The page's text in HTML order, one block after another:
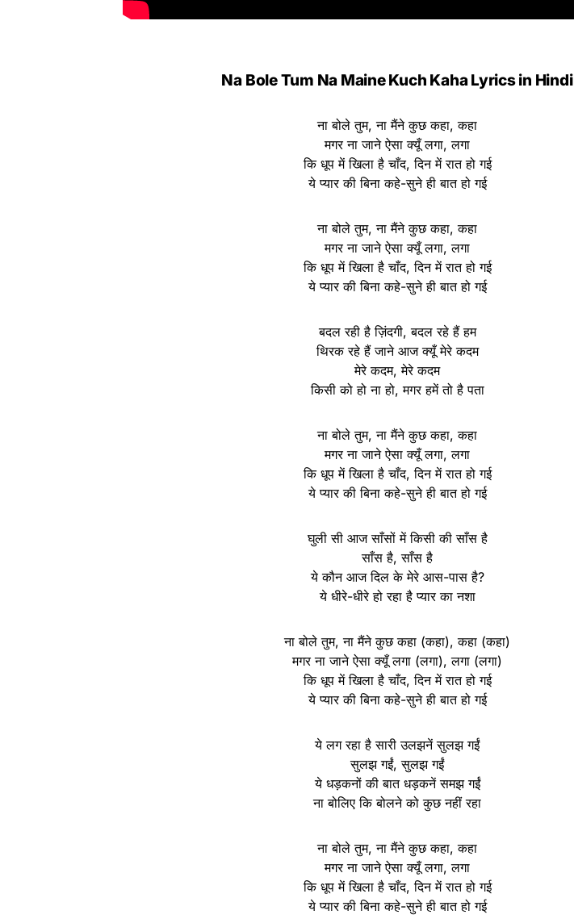
Na Bole Tum Na Maine Kuch Kaha Lyrics in Hindi
ना बोले तुम, ना मैंने कुछ कहा, कहा
मगर ना जाने ऐसा क्यूँ लगा, लगा
कि धूप में खिला है चाँद, दिन में रात हो गई
ये प्यार की बिना कहे-सुने ही बात हो गई
ना बोले तुम, ना मैंने कुछ कहा, कहा
मगर ना जाने ऐसा क्यूँ लगा, लगा
कि धूप में खिला है चाँद, दिन में रात हो गई
ये प्यार की बिना कहे-सुने ही बात हो गई
बदल रही है ज़िंदगी, बदल रहे हैं हम
थिरक रहे हैं जाने आज क्यूँ मेरे कदम
मेरे कदम, मेरे कदम
किसी को हो ना हो, मगर हमें तो है पता
ना बोले तुम, ना मैंने कुछ कहा, कहा
मगर ना जाने ऐसा क्यूँ लगा, लगा
कि धूप में खिला है चाँद, दिन में रात हो गई
ये प्यार की बिना कहे-सुने ही बात हो गई
घुली सी आज साँसों में किसी की साँस है
साँस है, साँस है
ये कौन आज दिल के मेरे आस-पास है?
ये धीरे-धीरे हो रहा है प्यार का नशा
ना बोले तुम, ना मैंने कुछ कहा (कहा), कहा (कहा)
मगर ना जाने ऐसा क्यूँ लगा (लगा), लगा (लगा)
कि धूप में खिला है चाँद, दिन में रात हो गई
ये प्यार की बिना कहे-सुने ही बात हो गई
ये लग रहा है सारी उलझनें सुलझ गईं
सुलझ गईं, सुलझ गईं
ये धड़कनों की बात धड़कनें समझ गईं
ना बोलिए कि बोलने को कुछ नहीं रहा
ना बोले तुम, ना मैंने कुछ कहा, कहा
मगर ना जाने ऐसा क्यूँ लगा, लगा
कि धूप में खिला है चाँद, दिन में रात हो गई
ये प्यार की बिना कहे-सुने ही बात हो गई